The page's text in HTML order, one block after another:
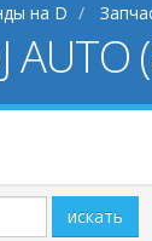
на D
искать